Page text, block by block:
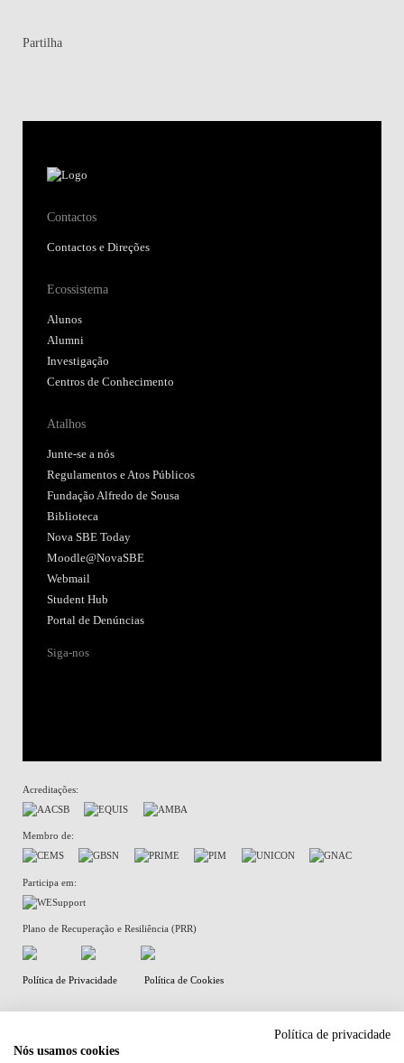
Partilha
Contactos
Contactos e Direções
Ecossistema
Alunos
Alumni
Investigação
Centros de Conhecimento
Atalhos
Junte-se a nós
Regulamentos e Atos Públicos
Fundação Alfredo de Sousa
Biblioteca
Nova SBE Today
Moodle@NovaSBE
Webmail
Student Hub
Portal de Denúncias
Siga-nos
Acreditações:
Membro de:
Participa em:
Plano de Recuperação e Resiliência (PRR)
Política de Privacidade Política de Cookies
Política de privacidade
Nós usamos cookies